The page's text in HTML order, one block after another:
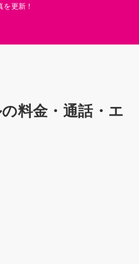
更新！
料金・通話・エ